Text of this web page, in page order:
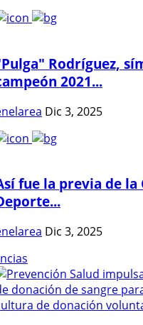
Rodríguez,
2021...
Dic 3, 2025
fue la previa de la
Dic 3, 2025